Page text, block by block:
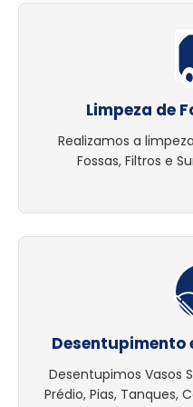
Limpeza de
Realizamos a
Fossas, Filtros e
Desentupimento
Desentupimos Vasos
Prédio, Pias, Tanques,